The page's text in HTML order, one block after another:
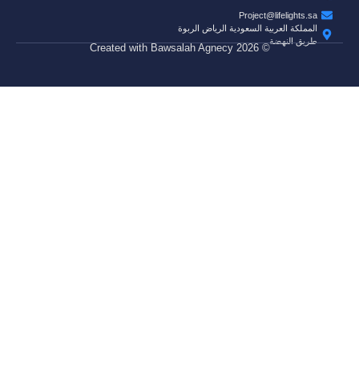
Project@lifelights.sa
المملكة العربية السعودية الرياض الربوة
طريق النهضة
© 2026 Created with Bawsalah Agnecy